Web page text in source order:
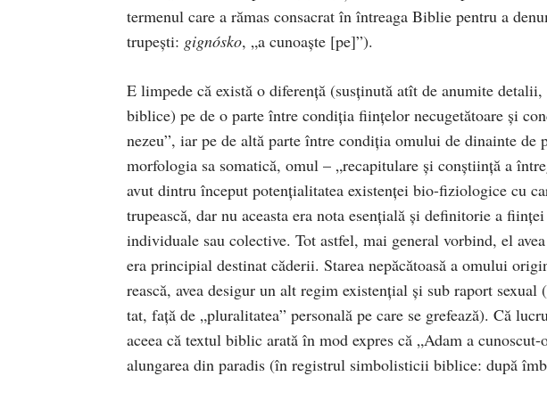
termenul care a rămas consacrat în întreaga Biblie pentru a
trupeşti: gignósko, „a cunoaşte [pe]”).
E limpede că există o diferenţă (susţinută atît de anumite
biblice) pe de o parte între condiţia fiinţelor necuge­tătoare şi
nezeu”, iar pe de altă parte între condiţia omului de dinainte de
morfologia sa somatică, omul – „recapitulare şi conştiinţă a
avut dintru început poten­ţialitatea existenţei bio-fiziologice cu
trupească, dar nu aceasta era nota esenţială şi defini­torie a
individuale sau colective. Tot astfel, mai general vorbind, el
era principial destinat căderii. Starea nepăcătoasă a omu­lui
rească, avea desigur un alt regim existenţial şi sub ra­port
tat, faţă de „pluralitatea” perso­nală pe care se gre­fea­ză). Că
aceea că textul biblic arată în mod expres că „Adam a
alun­garea din paradis (în regi­strul simbolisticii bibli­ce: după